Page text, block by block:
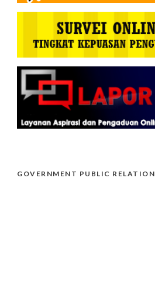
GOVERNMENT PUBLIC RELATION